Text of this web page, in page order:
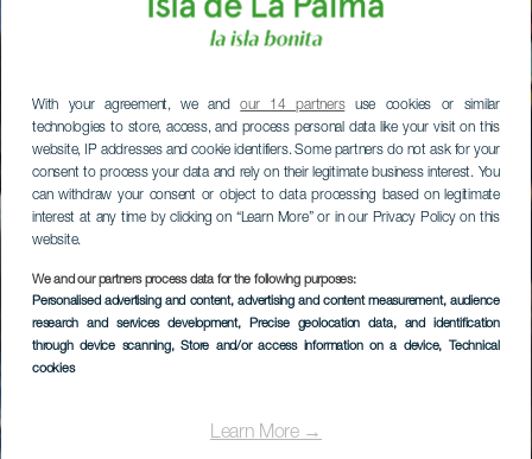
With your agreement, we andour 14 partnersuse cookies or similar
technologies to store, access, and process personal data like your visit on this
website, IP addresses and cookie identifiers. Some partners do not ask for your
consent to process your data and rely on their legitimate business interest. You
can withdraw your consent or object to data processing based on legitimate
interest at any time by clicking on “Learn More” or in our Privacy Policy on this
website.
We and our partners process data for the following purposes:
Personalised advertising and content, advertising and content measurement, audience
research and services development, Precise geolocation data, and identification
through device scanning, Store and/or access information on a device, Technical
cookies
Learn More →